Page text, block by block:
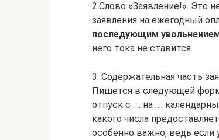
2.Слово «Заявление!». Это
заявления на ежегодный
последующим
него тока не ставится.
3. Содержательная часть
Пишется в следующей
отпуск с …. на ….
какого числа
особенно важно, ведь если